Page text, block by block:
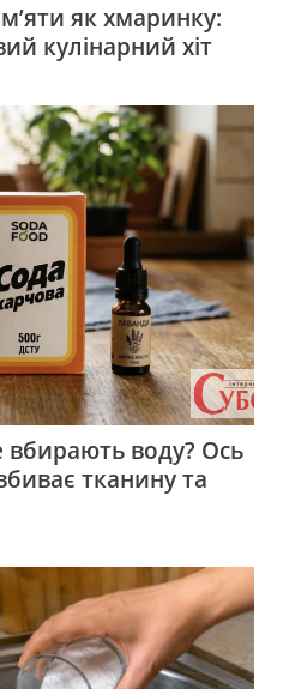
як хмаринку:
кулінарний хіт
воду? Ось
тканину та